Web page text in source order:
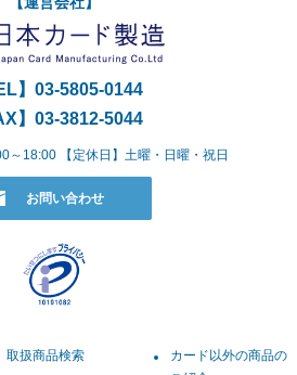
】 03-5805-0144
】03-3812-5044
～18:00 【定休日】土曜・日曜・祝日
お問い合わせ
取扱商品検索 カード以外の商品の